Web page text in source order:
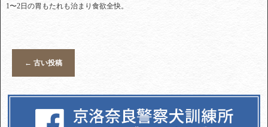
1〜2日の胃もたれも治まり食欲全快。
← 古い投稿